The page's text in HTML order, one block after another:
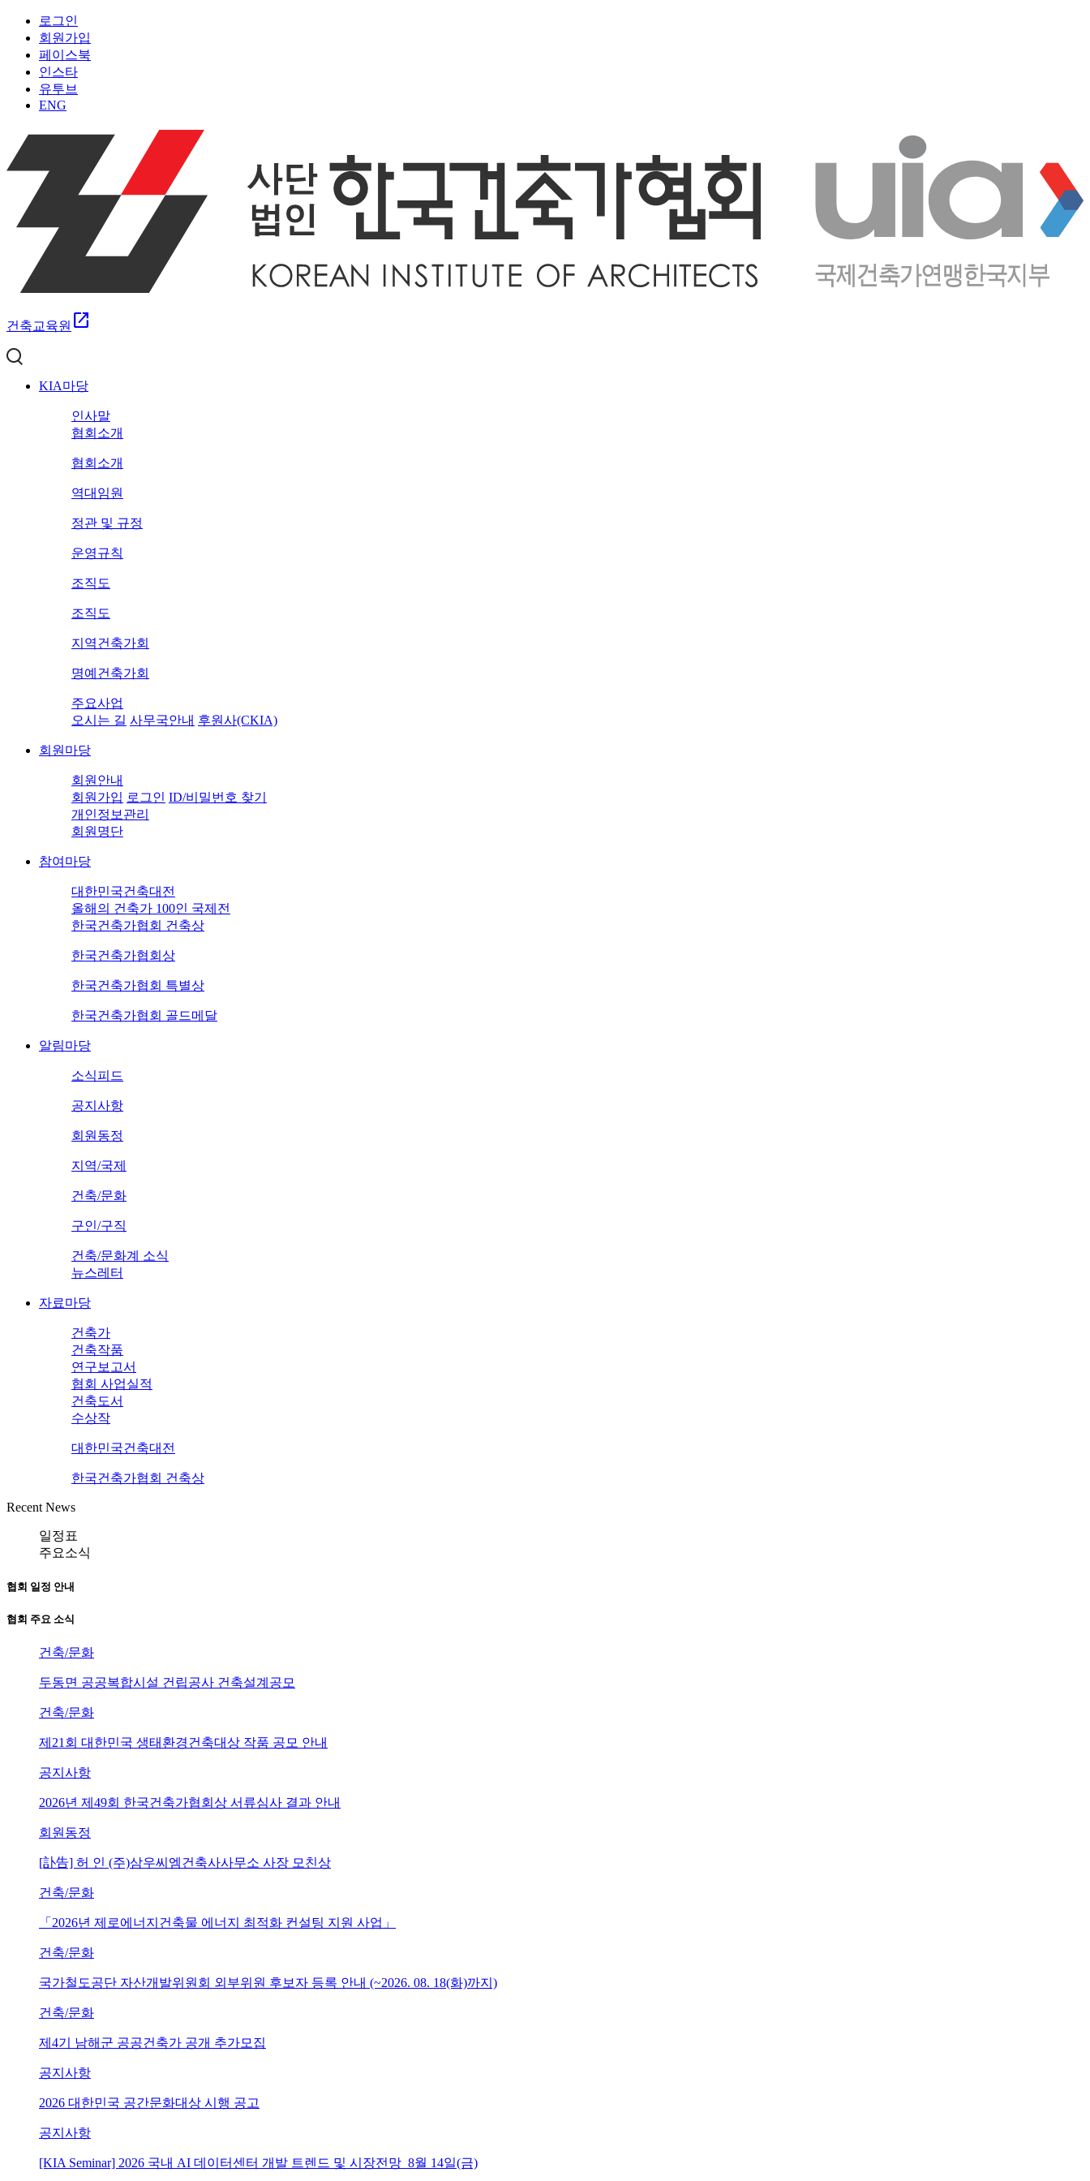
로그인
회원가입
페이스북
인스타
유투브
ENG
건축교육원 open_in_new
KIA마당
인사말
협회소개
협회소개
역대임원
정관 및 규정
운영규칙
조직도
조직도
지역건축가회
명예건축가회
주요사업
오시는 길 사무국안내 후원사(CKIA)
회원마당
회원안내
회원가입 로그인 ID/비밀번호 찾기
개인정보관리
회원명단
참여마당
대한민국건축대전
올해의 건축가 100인 국제전
한국건축가협회 건축상
한국건축가협회상
한국건축가협회 특별상
한국건축가협회 골드메달
알림마당
소식피드
공지사항
회원동정
지역/국제
건축/문화
구인/구직
건축/문화계 소식
뉴스레터
자료마당
건축가
건축작품
연구보고서
협회 사업실적
건축도서
수상작
대한민국건축대전
한국건축가협회 건축상
Recent News
일정표
주요소식
협회 일정 안내
협회 주요 소식
건축/문화
두동면 공공복합시설 건립공사 건축설계공모
건축/문화
제21회 대한민국 생태환경건축대상 작품 공모 안내
공지사항
2026년 제49회 한국건축가협회상 서류심사 결과 안내
회원동정
[訃告] 허 인 (주)삼우씨엠건축사사무소 사장 모친상
건축/문화
「2026년 제로에너지건축물 에너지 최적화 컨설팅 지원 사업」
건축/문화
국가철도공단 자산개발위원회 외부위원 후보자 등록 안내 (~2026. 08. 18(화)까지)
건축/문화
제4기 남해군 공공건축가 공개 추가모집
공지사항
2026 대한민국 공간문화대상 시행 공고
공지사항
[KIA Seminar] 2026 국내 AI 데이터센터 개발 트렌드 및 시장전망_8월 14일(금)